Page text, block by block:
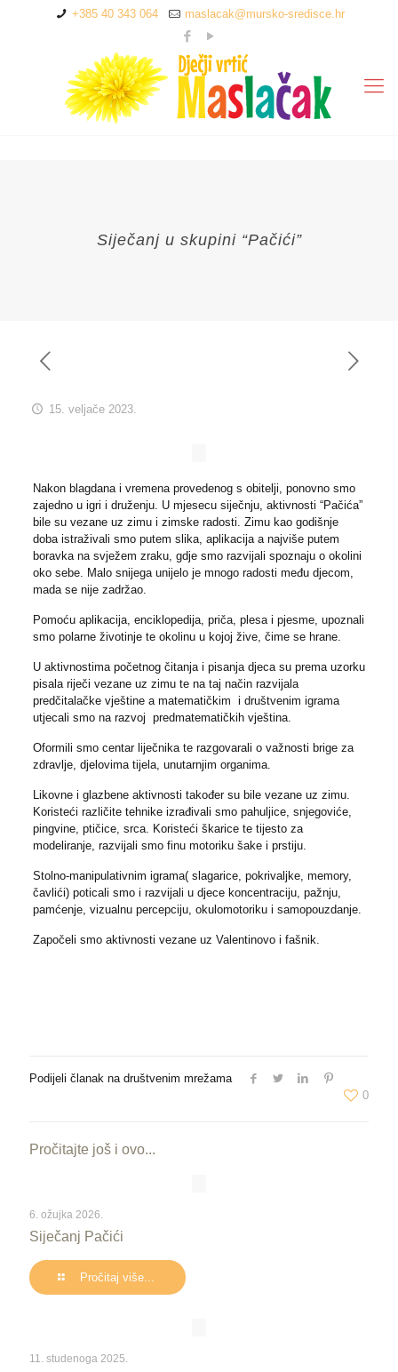
+385 40 343 064 maslacak@mursko-sredisce.hr
Siječanj u skupini “Pačići”
15. veljače 2023.
Nakon blagdana i vremena provedenog s obitelji, ponovno smo
zajedno u igri i druženju. U mjesecu siječnju, aktivnosti “Pačića”
bile su vezane uz zimu i zimske radosti. Zimu kao godišnje
doba istraživali smo putem slika, aplikacija a najviše putem
boravka na svježem zraku, gdje smo razvijali spoznaju o okolini
oko sebe. Malo snijega unijelo je mnogo radosti među djecom,
mada se nije zadržao.
Pomoću aplikacija, enciklopedija, priča, plesa i pjesme, upoznali
smo polarne životinje te okolinu u kojoj žive, čime se hrane.
U aktivnostima početnog čitanja i pisanja djeca su prema uzorku
pisala riječi vezane uz zimu te na taj način razvijala
predčitalačke vještine a matematičkim i društvenim igrama
utjecali smo na razvoj predmatematičkih vještina.
Oformili smo centar liječnika te razgovarali o važnosti brige za
zdravlje, djelovima tijela, unutarnjim organima.
Likovne i glazbene aktivnosti također su bile vezane uz zimu.
Koristeći različite tehnike izrađivali smo pahuljice, snjegoviće,
pingvine, ptičice, srca. Koristeći škarice te tijesto za
modeliranje, razvijali smo finu motoriku šake i prstiju.
Stolno-manipulativnim igrama( slagarice, pokrivaljke, memory,
čavlići) poticali smo i razvijali u djece koncentraciju, pažnju,
pamćenje, vizualnu percepciju, okulomotoriku i samopouzdanje.
Započeli smo aktivnosti vezane uz Valentinovo i fašnik.
Podijeli članak na društvenim mrežama
0
Pročitajte još i ovo...
6. ožujka 2026.
Siječanj Pačići
Pročitaj više...
11. studenoga 2025.